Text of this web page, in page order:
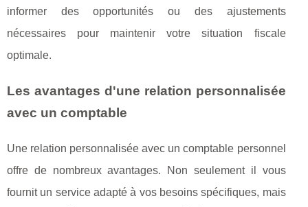
informer des opportunités ou des ajustements
nécessaires pour maintenir votre situation fiscale
optimale.
Les avantages d'une relation personnalisée
avec un comptable
Une relation personnalisée avec un comptable personnel
offre de nombreux avantages. Non seulement il vous
fournit un service adapté à vos besoins spécifiques, mais